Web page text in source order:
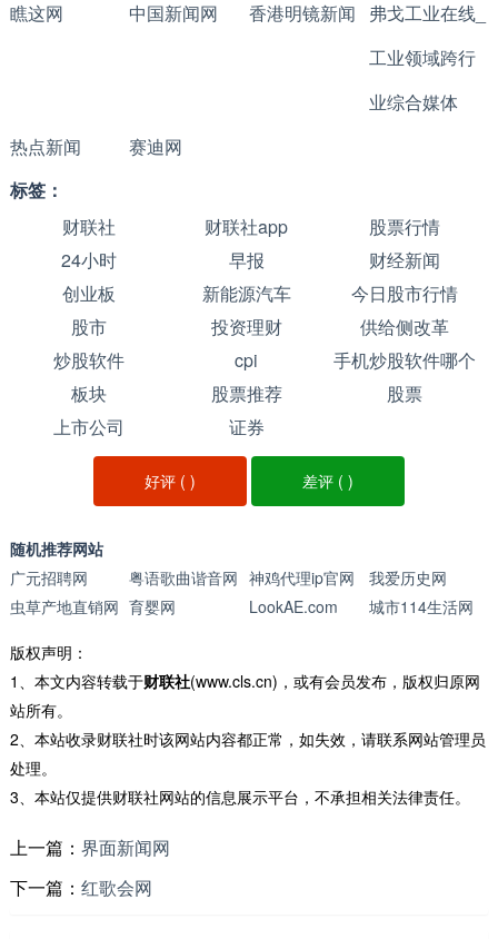
瞧这网 中国新闻网 香港明镜新闻
弗戈工业在线_
工业领域跨行
业综合媒体
热点新闻
赛迪网
标签：
财联社
财联社app
股票行情
24小时
早报
财经新闻
创业板
新能源汽车
今日股市行情
股市
投资理财
供给侧改革
炒股软件
cpi
手机炒股软件哪个
好
板块 股票推荐
股票
上市公司
证券
好评 () 差评 ( )
随机推荐网站
广元招聘网
粤语歌曲谐音网 神鸡代理ip官网
我爱历史网
虫草产地直销网 育婴网 LookAE.com 城市114生活网
版权声明：
1、本文内容转载于财联社(www.cls.cn)，或有会员发布，版权归原网
站所有。
2、本站收录财联社时该网站内容都正常，如失效，请联系网站管理员
处理。
3、本站仅提供财联社网站的信息展示平台，不承担相关法律责任。
上一篇： 界面新闻网
下一篇： 红歌会网